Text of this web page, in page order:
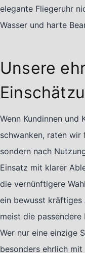
elegante Fliegeruhr
Wasser und harte
Unsere
Wenn Kundinnen und
schwanken, raten wir
sondern nach
Einsatz mit klarer
die vernünftigere
ein bewusst kräftiges
meist die passendere
Wer nur eine einzige
besonders ehrlich